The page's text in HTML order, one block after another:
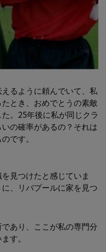
るように頼んでいて、私
とき、おめでとうの素敵
。25年後に私が同じクラ
の確率があるの？それは
です。
見つけたと感じていま
、リバプールに家を見つ
あり、ここが私の専門分
す。